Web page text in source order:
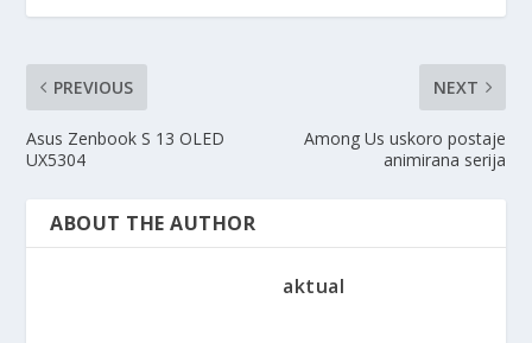
PREVIOUS
Asus Zenbook S 13 OLED
UX5304
NEXT
Among Us uskoro postaje
animirana serija
ABOUT THE AUTHOR
aktual